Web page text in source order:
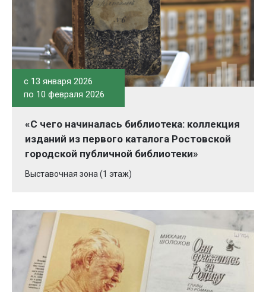
c 13 января 2026
по 10 февраля 2026
«С чего начиналась библиотека: коллекция
изданий из первого каталога Ростовской
городской публичной библиотеки»
Выставочная зона (1 этаж)